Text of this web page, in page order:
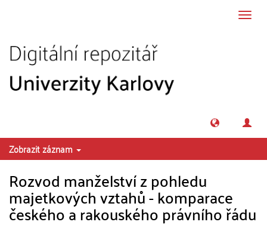
Zobrazit záznam
Rozvod manželství z pohledu
majetkových vztahů - komparace
českého a rakouského právního řádu